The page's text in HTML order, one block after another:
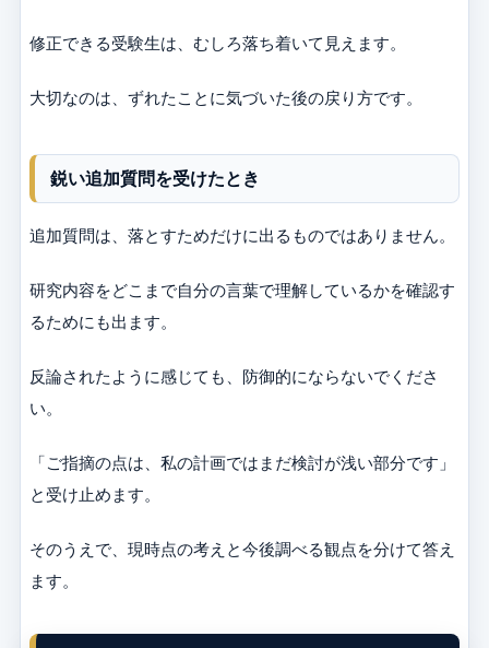
修正できる受験生は、むしろ落ち着いて見えます。
大切なのは、ずれたことに気づいた後の戻り方です。
鋭い追加質問を受けたとき
追加質問は、落とすためだけに出るものではありません。
研究内容をどこまで自分の言葉で理解しているかを確認す
るためにも出ます。
反論されたように感じても、防御的にならないでくださ
い。
「ご指摘の点は、私の計画ではまだ検討が浅い部分です」
と受け止めます。
そのうえで、現時点の考えと今後調べる観点を分けて答え
ます。